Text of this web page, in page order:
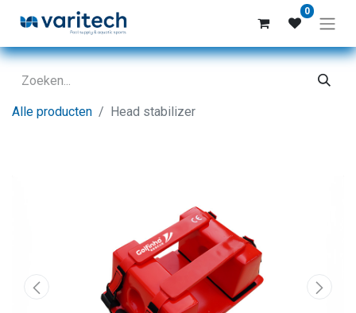
0
Alle producten Head stabilizer